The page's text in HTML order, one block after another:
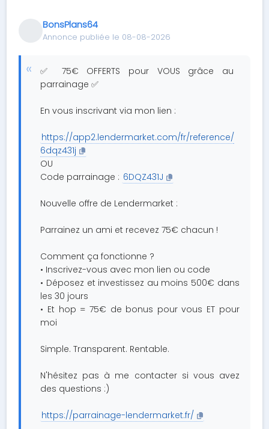
BonsPlans64
Annonce publiée le 08-08-2026
✅ 75€ OFFERTS pour VOUS grâce au
parrainage ✅
En vous inscrivant via mon lien :
https://app2.lendermarket.com/fr/reference/
6dqz431j
OU
Code parrainage : 6DQZ431J
Nouvelle offre de Lendermarket :
Parrainez un ami et recevez 75€ chacun !
Comment ça fonctionne ?
• Inscrivez-vous avec mon lien ou code
• Déposez et investissez au moins 500€ dans
les 30 jours
• Et hop = 75€ de bonus pour vous ET pour
moi
Simple. Transparent. Rentable.
N'hésitez pas à me contacter si vous avez
des questions :)
https://parrainage-lendermarket.fr/